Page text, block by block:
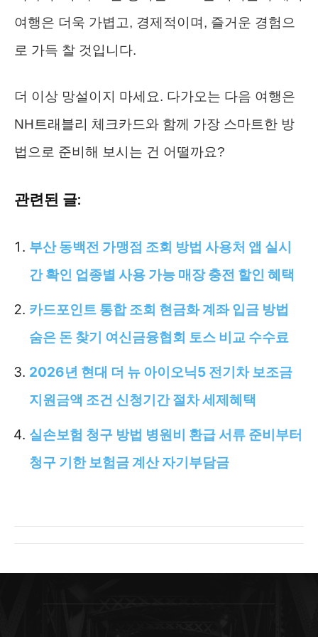
여행은 더욱 가볍고, 경제적이며, 즐거운 경험으
로 가득 찰 것입니다.
더 이상 망설이지 마세요. 다가오는 다음 여행은
NH트래블리 체크카드와 함께 가장 스마트한 방
법으로 준비해 보시는 건 어떨까요?
관련된 글:
부산 동백전 가맹점 조회 방법 사용처 앱 실시
간 확인 업종별 사용 가능 매장 충전 할인 혜택
카드포인트 통합 조회 현금화 계좌 입금 방법
숨은 돈 찾기 여신금융협회 토스 비교 수수료
2026년 현대 더 뉴 아이오닉5 전기차 보조금
지원금액 조건 신청기간 절차 세제혜택
실손보험 청구 방법 병원비 환급 서류 준비부터
청구 기한 보험금 계산 자기부담금